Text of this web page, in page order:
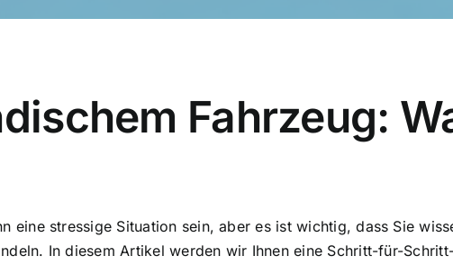
Fahrzeug:
eine stressige Situation sein, aber es ist wichtig, dass Sie
. In diesem Artikel werden wir Ihnen eine Schritt-für-